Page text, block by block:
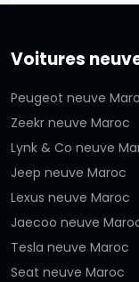
Voitures
Peugeot neuve
Zeekr neuve Maroc
Lynk & Co neuve
Jeep neuve Maroc
Lexus neuve Maroc
Jaecoo neuve
Tesla neuve Maroc
Seat neuve Maroc